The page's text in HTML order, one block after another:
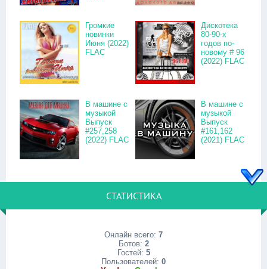
Громкие
новинки
Июня (2022)
FLAC
Дискотека
80-90-х
годов по-
новому # 96
(2022) FLAC
В машине с
музыкой
Выпуск
#257,258
(2022) FLAC
В машине с
музыкой
Выпуск
#161,162
(2021) FLAC
СТАТИСТИКА
Онлайн всего: 7
Ботов: 2
Гостей: 5
Пользователей: 0